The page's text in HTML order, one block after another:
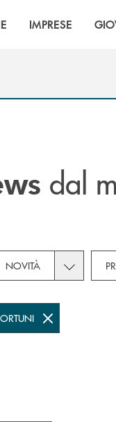
IMPRESE
dal
NOVITÀ Toggle